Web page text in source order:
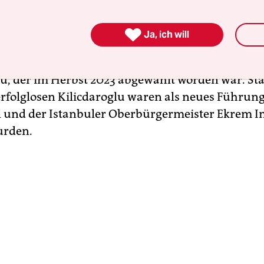
des Streits steht der ehemalige CHP-
Gericht zum Zwangsverwalter eingesetzt
der im Herbst 2023 abgewählt worden war.
Kilicdaroglu waren als neues
und der Istanbuler Oberbürgermeister Ekrem
 Ja, ich will